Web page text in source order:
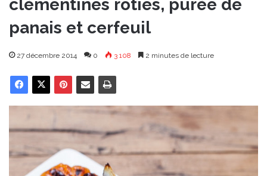
clémentines rôties, purée de
panais et cerfeuil
27 décembre 2014 0 3 108 2 minutes de lecture